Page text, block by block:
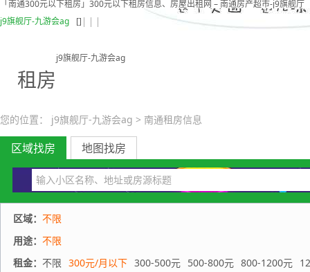
「南通300元以下租房」300元以下租房信息、房屋出租网 – 南通房产超市-j9旗舰厅
j9旗舰厅-九游会ag
[]
j9旗舰厅-九游会ag
租房
您的位置： j9旗舰厅-九游会ag > 南通租房信息
区域找房 地图找房
区域： 不限
用途： 不限
租金： 不限 300元/月以下 300-500元 500-800元 800-1200元